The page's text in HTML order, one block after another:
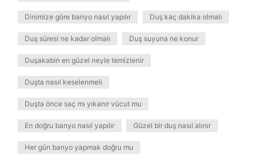
Dinimize göre banyo nasıl yapılır Duş kaç dakika olmalı
Duş süresi ne kadar olmalı Duş suyuna ne konur
Duşakabin en güzel neyle temizlenir
Duşta nasıl keselenmeli
Duşta önce saç mı yıkanır vücut mu
En doğru banyo nasıl yapılır Güzel bir duş nasıl alınır
Her gün banyo yapmak doğru mu